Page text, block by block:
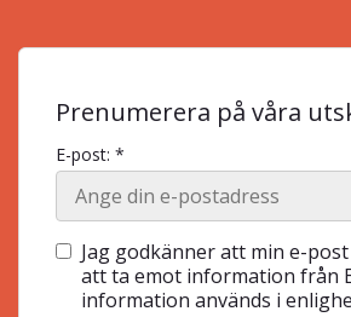
Prenumerera på våra
E-post: *
Jag godkänner att min e-
att ta emot information från
information används i